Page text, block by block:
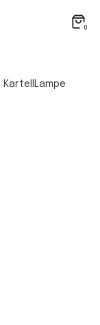
0
Kartell
Lampe